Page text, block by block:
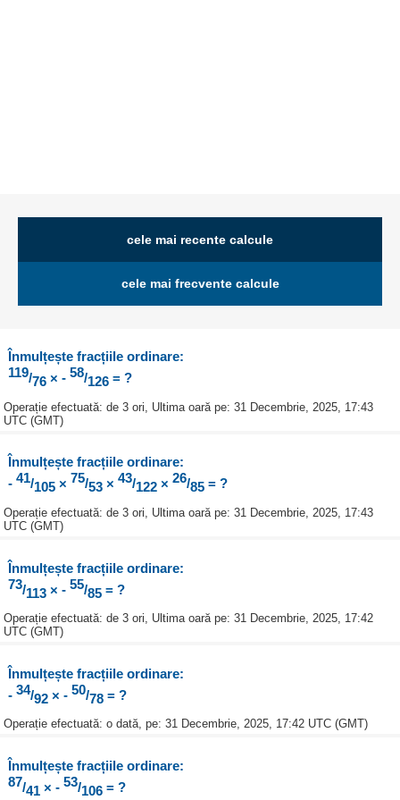
cele mai recente calcule
cele mai frecvente calcule
Înmulțește fracțiile ordinare:
119/76× - 58/126= ?
Operație efectuată: de 3 ori, Ultima oară pe: 31 Decembrie, 2025, 17:43
UTC (GMT)
Înmulțește fracțiile ordinare:
- 41/105× 75/53× 43/122× 26/85= ?
Operație efectuată: de 3 ori, Ultima oară pe: 31 Decembrie, 2025, 17:43
UTC (GMT)
Înmulțește fracțiile ordinare:
73/113× - 55/85= ?
Operație efectuată: de 3 ori, Ultima oară pe: 31 Decembrie, 2025, 17:42
UTC (GMT)
Înmulțește fracțiile ordinare:
- 34/92× - 50/78= ?
Operație efectuată: o dată, pe: 31 Decembrie, 2025, 17:42 UTC (GMT)
Înmulțește fracțiile ordinare:
87/41 × - 53/106= ?